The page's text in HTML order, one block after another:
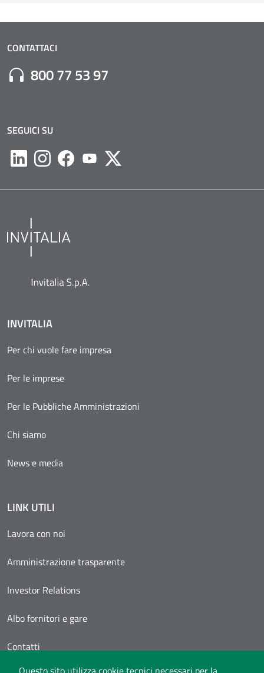
CONTATTACI
Numero di Telefono:
800 77 53 97
SEGUICI SU
LikedinInstagramFacebookYoutubeTwitter
INVITALIA
Per chi vuole fare impresa
Per le imprese
Per le Pubbliche Amministrazioni
Chi siamo
News e media
LINK UTILI
Lavora con noi
Amministrazione trasparente
Investor Relations
Albo fornitori e gare
Contatti